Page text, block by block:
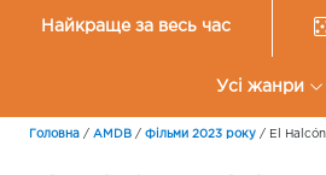
Найкраще за весь час
Усі жанри
Головна / AMDB / Фільми 2023 року / El